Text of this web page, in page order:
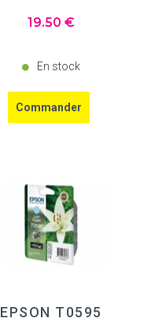
19.50 €
En stock
EPSON T0595